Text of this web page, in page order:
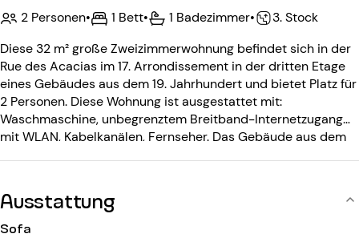
2 Personen• 1 Bett• 1 Badezimmer•
3. Stock
Diese 32 m² große Zweizimmerwohnung befindet sich in der
Rue des Acacias im 17. Arrondissement in der dritten Etage
eines Gebäudes aus dem 19. Jahrhundert und bietet Platz für
2 Personen. Diese Wohnung ist ausgestattet mit:
Waschmaschine, unbegrenztem Breitband-Internetzugang
mit WLAN, Kabelkanälen, Fernseher. Das Gebäude aus dem
Ausstattung
Sofa